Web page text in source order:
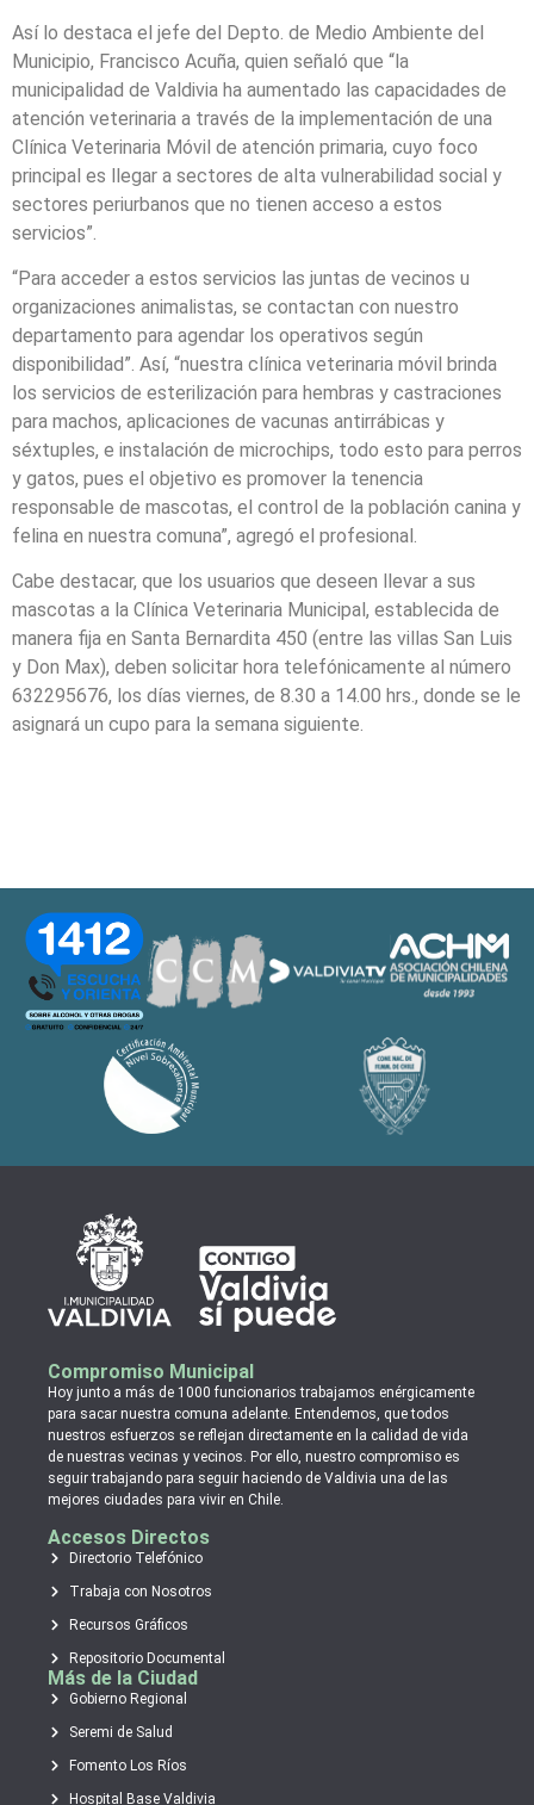
Así lo destaca el jefe del Depto. de Medio Ambiente del
Municipio, Francisco Acuña, quien señaló que “la
municipalidad de Valdivia ha aumentado las capacidades de
atención veterinaria a través de la implementación de una
Clínica Veterinaria Móvil de atención primaria, cuyo foco
principal es llegar a sectores de alta vulnerabilidad social y
sectores periurbanos que no tienen acceso a estos
servicios”.
“Para acceder a estos servicios las juntas de vecinos u
organizaciones animalistas, se contactan con nuestro
departamento para agendar los operativos según
disponibilidad”. Así, “nuestra clínica veterinaria móvil brinda
los servicios de esterilización para hembras y castraciones
para machos, aplicaciones de vacunas antirrábicas y
séxtuples, e instalación de microchips, todo esto para perros
y gatos, pues el objetivo es promover la tenencia
responsable de mascotas, el control de la población canina y
felina en nuestra comuna”, agregó el profesional.
Cabe destacar, que los usuarios que deseen llevar a sus
mascotas a la Clínica Veterinaria Municipal, establecida de
manera fija en Santa Bernardita 450 (entre las villas San Luis
y Don Max), deben solicitar hora telefónicamente al número
632295676, los días viernes, de 8.30 a 14.00 hrs., donde se le
asignará un cupo para la semana siguiente.
Compromiso Municipal
Hoy junto a más de 1000 funcionarios trabajamos enérgicamente
para sacar nuestra comuna adelante. Entendemos, que todos
nuestros esfuerzos se reflejan directamente en la calidad de vida
de nuestras vecinas y vecinos. Por ello, nuestro compromiso es
seguir trabajando para seguir haciendo de Valdivia una de las
mejores ciudades para vivir en Chile.
Accesos Directos
Directorio Telefónico
Trabaja con Nosotros
Recursos Gráficos
Repositorio Documental
Más de la Ciudad
Gobierno Regional
Seremi de Salud
Fomento Los Ríos
Hospital Base Valdivia